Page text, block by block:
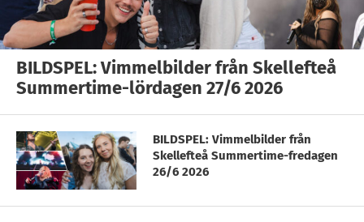
BILDSPEL: Vimmelbilder från Skellefteå
Summertime-lördagen 27/6 2026
BILDSPEL: Vimmelbilder från
Skellefteå Summertime-fredagen
26/6 2026